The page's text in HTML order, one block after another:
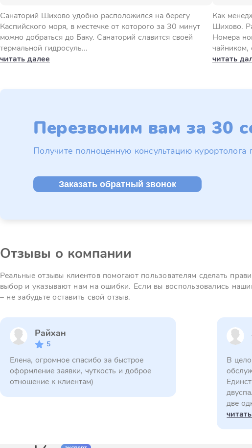
Санаторий Шихово удобно расположился на берегу
Каспийского моря, в местечке от которого за 30 минут
можно добраться до Баку. Санаторий славится своей
термальной гидросуль...
читать далее
Как
Шихово.
Номера
чайником,
читать
Перезвоним вам за 30
Получите полноценную консультацию курортолога
Заказать обратный звонок
Отзывы о компании
Реальные отзывы клиентов помогают пользователям сделать
выбор и указывают нам на ошибки. Если вы воспользовались
– не забудьте оставить свой отзыв.
Райхан
5
Елена, огромное спасибо за быстрое
оформление заявки, чуткость и доброе
отношение к клиентам)
В
две